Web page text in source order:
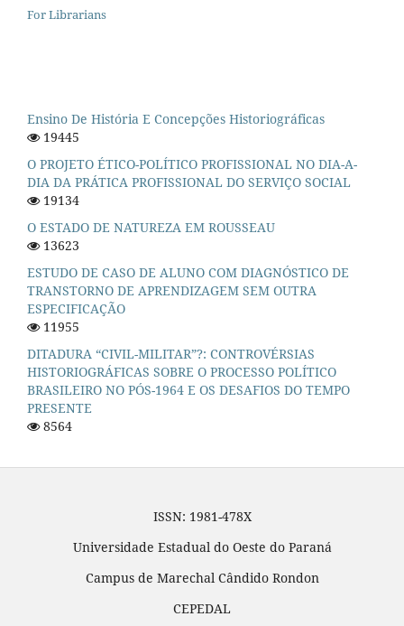
For Librarians
Ensino De História E Concepções Historiográficas
19445
O PROJETO ÉTICO-POLÍTICO PROFISSIONAL NO DIA-A-
DIA DA PRÁTICA PROFISSIONAL DO SERVIÇO SOCIAL
19134
O ESTADO DE NATUREZA EM ROUSSEAU
13623
ESTUDO DE CASO DE ALUNO COM DIAGNÓSTICO DE
TRANSTORNO DE APRENDIZAGEM SEM OUTRA
ESPECIFICAÇÃO
11955
DITADURA “CIVIL-MILITAR”?: CONTROVÉRSIAS
HISTORIOGRÁFICAS SOBRE O PROCESSO POLÍTICO
BRASILEIRO NO PÓS-1964 E OS DESAFIOS DO TEMPO
PRESENTE
8564
ISSN: 1981-478X
Universidade Estadual do Oeste do Paraná
Campus de Marechal Cândido Rondon
CEPEDAL